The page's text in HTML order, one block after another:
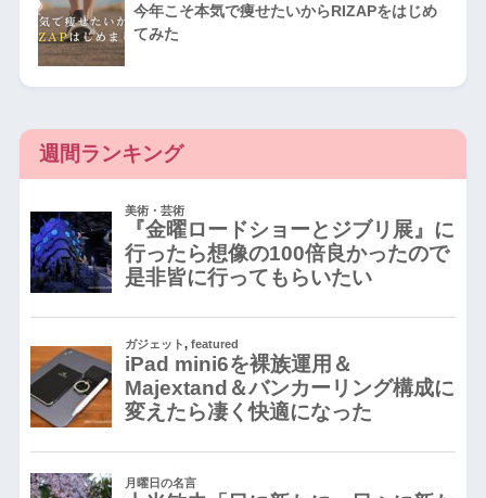
今年こそ本気で痩せたいからRIZAPをはじめ
てみた
週間ランキング